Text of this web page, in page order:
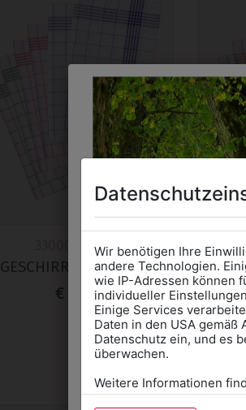
330003216397
GESCHIRRTUCH GRÜN
€ 2,00
Wir benötigen Ihre
andere Technologien.
wie IP-Adressen können
individueller
Einige Services
Daten in den USA gemäß
Datenschutz ein, und es
überwachen.
Weitere Informationen